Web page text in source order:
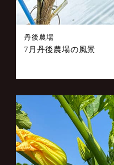
丹後農場
7月丹後農場の風景